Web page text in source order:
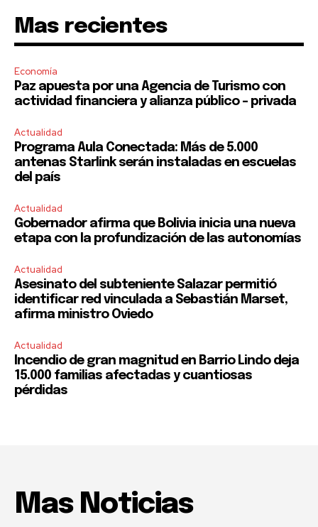
Mas recientes
Economía
Paz apuesta por una Agencia de Turismo con
actividad financiera y alianza público – privada
Actualidad
Programa Aula Conectada: Más de 5.000
antenas Starlink serán instaladas en escuelas
del país
Actualidad
Gobernador afirma que Bolivia inicia una nueva
etapa con la profundización de las autonomías
Actualidad
Asesinato del subteniente Salazar permitió
identificar red vinculada a Sebastián Marset,
afirma ministro Oviedo
Actualidad
Incendio de gran magnitud en Barrio Lindo deja
15.000 familias afectadas y cuantiosas
pérdidas
Mas Noticias